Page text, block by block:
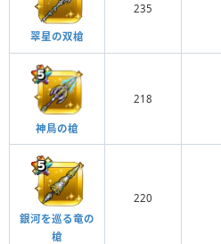
翠星の双槍
235
神鳥の槍
218
銀河を巡る竜の
槍
220